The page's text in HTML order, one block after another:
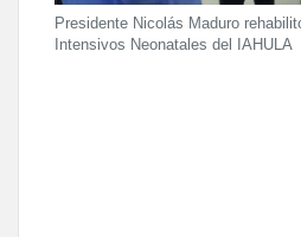
Presidente Nicolás Maduro
Intensivos Neonatales del IAHULA